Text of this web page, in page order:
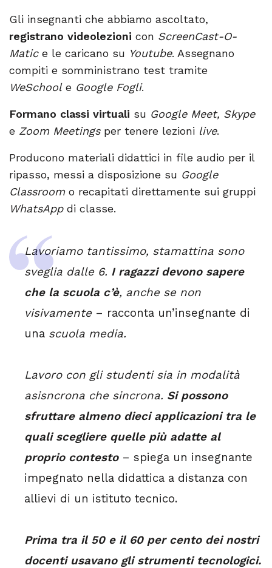
Gli insegnanti che abbiamo ascoltato,
registrano videolezioni con ScreenCast-O-
Matice le caricano su Youtube. Assegnano
compiti e somministrano test tramite
WeSchoole Google Fogli.
Formano classi virtuali su Google Meet, Skype
e Zoom Meetingsper tenere lezioni live.
Producono materiali didattici in file audio per il
ripasso, messi a disposizione su Google
Classroom o recapitati direttamente sui gruppi
WhatsAppdi classe.
Lavoriamo tantissimo, stamattina sono
sveglia dalle 6. I ragazzi devono sapere
che la scuola c’è, anche se non
visivamente– racconta un’insegnante di
una scuola media.
Lavoro con gli studenti sia in modalità
asisncrona che sincrona. Si possono
sfruttare almeno dieci applicazioni tra le
quali scegliere quelle più adatte al
proprio contesto– spiega un insegnante
impegnato nella didattica a distanza con
allievi di un istituto tecnico.
Prima tra il 50 e il 60 per cento dei nostri
docenti usavano gli strumenti tecnologici.